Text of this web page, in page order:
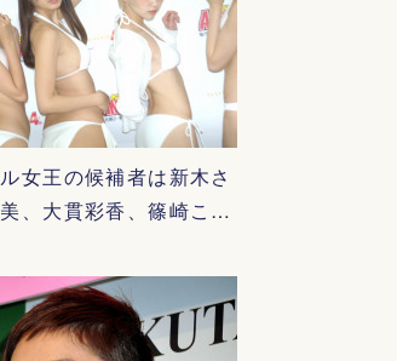
女王の候補者は新木さ
、大貫彩香、篠崎こ…